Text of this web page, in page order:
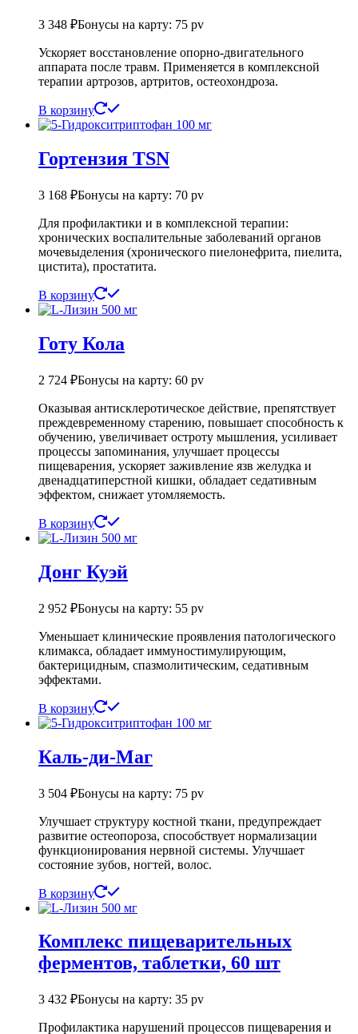
3 348 ₽Бонусы на карту: 75 pv
Ускоряет восстановление опорно-двигательного
аппарата после травм. Применяется в комплексной
терапии артрозов, артритов, остеохондроза.
В корзину
Гортензия TSN
3 168 ₽Бонусы на карту: 70 pv
Для профилактики и в комплексной терапии:
хронических воспалительные заболеваний органов
мочевыделения (хронического пиелонефрита, пиелита,
цистита), простатита.
В корзину
Готу Кола
2 724 ₽Бонусы на карту: 60 pv
Оказывая антисклеротическое действие, препятствует
преждевременному старению, повышает способность к
обучению, увеличивает остроту мышления, усиливает
процессы запоминания, улучшает процессы
пищеварения, ускоряет заживление язв желудка и
двенадцатиперстной кишки, обладает седативным
эффектом, снижает утомляемость.
В корзину
Донг Куэй
2 952 ₽Бонусы на карту: 55 pv
Уменьшает клинические проявления патологического
климакса, обладает иммуностимулирующим,
бактерицидным, спазмолитическим, седативным
эффектами.
В корзину
Каль-ди-Маг
3 504 ₽Бонусы на карту: 75 pv
Улучшает структуру костной ткани, предупреждает
развитие остеопороза, способствует нормализации
функционирования нервной системы. Улучшает
состояние зубов, ногтей, волос.
В корзину
Комплекс пищеварительных
ферментов, таблетки, 60 шт
3 432 ₽Бонусы на карту: 35 pv
Профилактика нарушений процессов пищеварения и